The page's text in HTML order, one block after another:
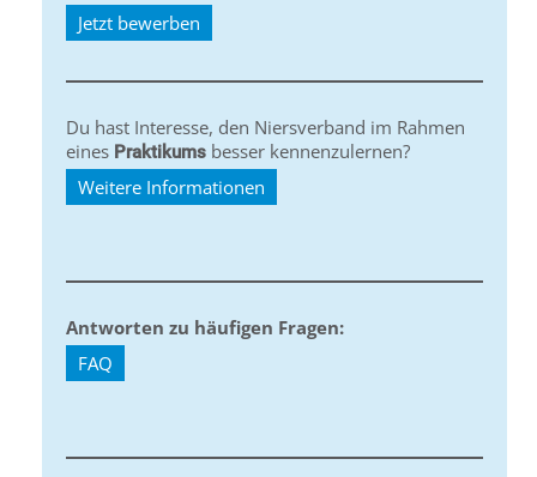
Jetzt bewerben
Du hast Interesse, den Niersverband im Rahmen
eines Praktikums besser kennenzulernen?
Weitere Informationen
Antworten zu häufigen Fragen:
FAQ